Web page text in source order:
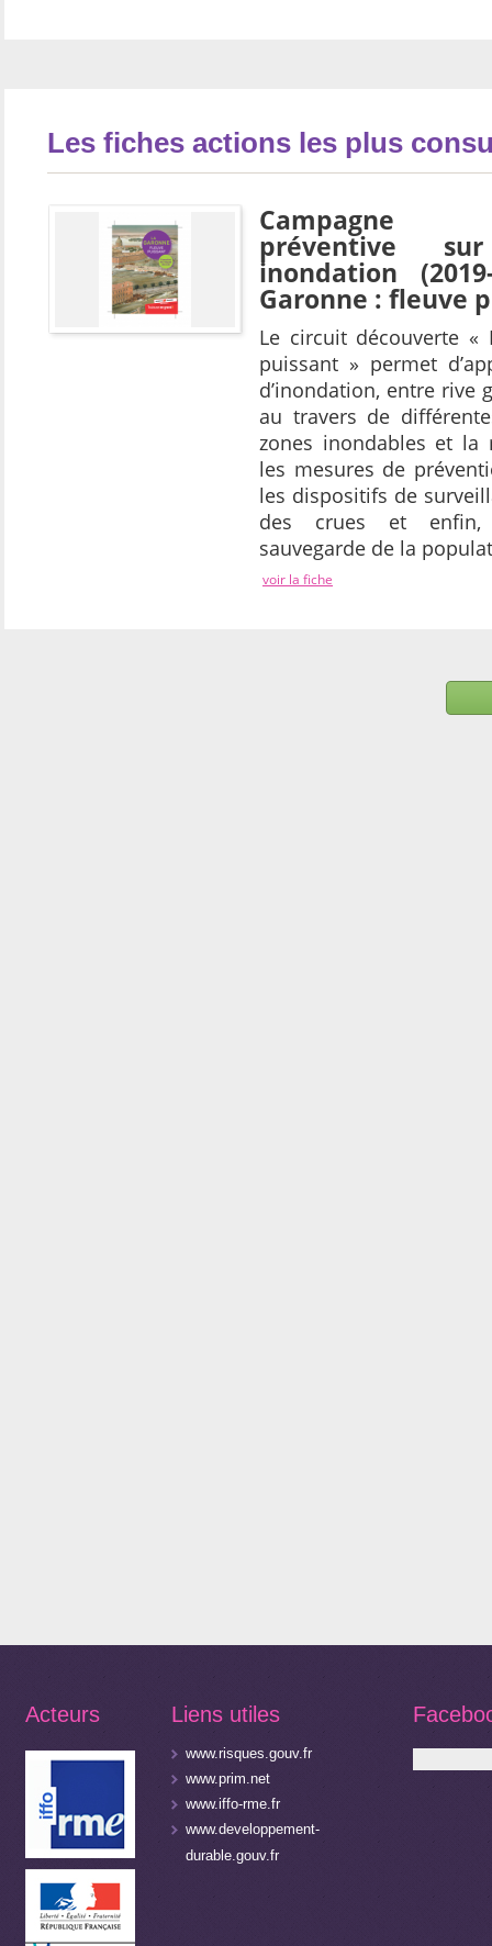
Les fiches actions les plus
Campagne
préventive
inondation
Garonne : fleuve
Le circuit découverte «
puissant » permet
d’inondation, entre rive
au travers de
zones inondables et la
les mesures de
les dispositifs de
des crues et
sauvegarde de la
voir la fiche
Acteurs Liens utiles
www.risques.gouv.fr
www.prim.net
www.iffo-rme.fr
www.developpement-
durable.gouv.fr